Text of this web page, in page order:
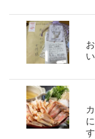
す